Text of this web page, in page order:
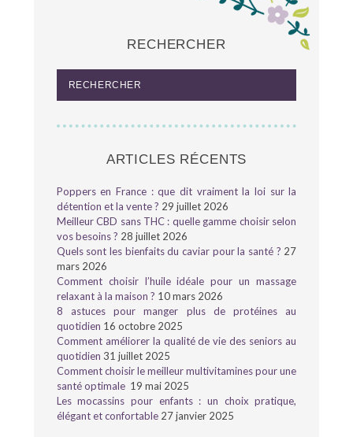
RECHERCHER
ARTICLES RÉCENTS
Poppers en France : que dit vraiment la loi sur la
détention et la vente ? 29 juillet 2026
Meilleur CBD sans THC : quelle gamme choisir selon
vos besoins ? 28 juillet 2026
Quels sont les bienfaits du caviar pour la santé ? 27
mars 2026
Comment choisir l’huile idéale pour un massage
relaxant à la maison ? 10 mars 2026
8 astuces pour manger plus de protéines au
quotidien 16 octobre 2025
Comment améliorer la qualité de vie des seniors au
quotidien 31 juillet 2025
Comment choisir le meilleur multivitamines pour une
santé optimale 19 mai 2025
Les mocassins pour enfants : un choix pratique,
élégant et confortable 27 janvier 2025